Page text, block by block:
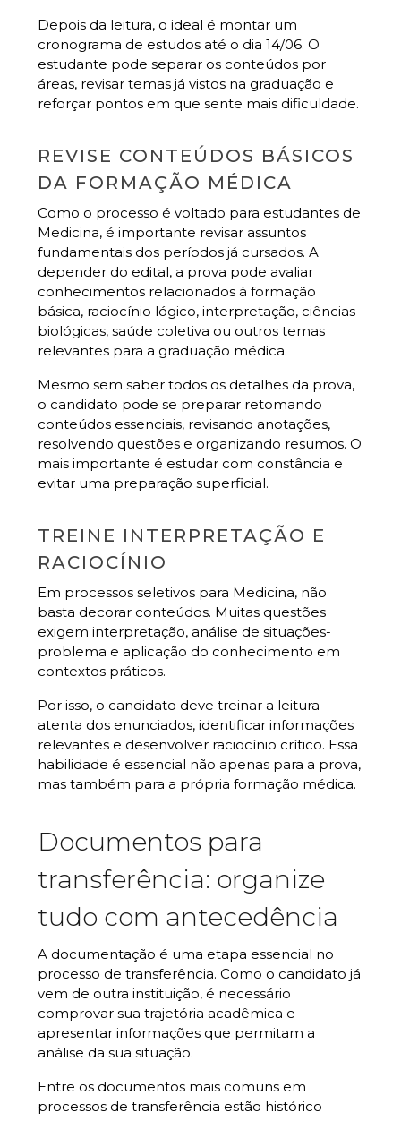
Depois da leitura, o ideal é montar um
cronograma de estudos até o dia 14/06. O
estudante pode separar os conteúdos por
áreas, revisar temas já vistos na graduação e
reforçar pontos em que sente mais dificuldade.
REVISE CONTEÚDOS BÁSICOS
DA FORMAÇÃO MÉDICA
Como o processo é voltado para estudantes de
Medicina, é importante revisar assuntos
fundamentais dos períodos já cursados. A
depender do edital, a prova pode avaliar
conhecimentos relacionados à formação
básica, raciocínio lógico, interpretação, ciências
biológicas, saúde coletiva ou outros temas
relevantes para a graduação médica.
Mesmo sem saber todos os detalhes da prova,
o candidato pode se preparar retomando
conteúdos essenciais, revisando anotações,
resolvendo questões e organizando resumos. O
mais importante é estudar com constância e
evitar uma preparação superficial.
TREINE INTERPRETAÇÃO E
RACIOCÍNIO
Em processos seletivos para Medicina, não
basta decorar conteúdos. Muitas questões
exigem interpretação, análise de situações-
problema e aplicação do conhecimento em
contextos práticos.
Por isso, o candidato deve treinar a leitura
atenta dos enunciados, identificar informações
relevantes e desenvolver raciocínio crítico. Essa
habilidade é essencial não apenas para a prova,
mas também para a própria formação médica.
Documentos para
transferência: organize
tudo com antecedência
A documentação é uma etapa essencial no
processo de transferência. Como o candidato já
vem de outra instituição, é necessário
comprovar sua trajetória acadêmica e
apresentar informações que permitam a
análise da sua situação.
Entre os documentos mais comuns em
processos de transferência estão histórico